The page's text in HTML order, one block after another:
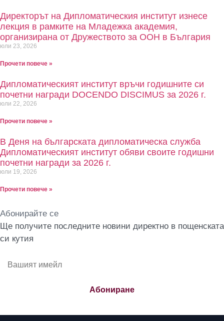
Директорът на Дипломатическия институт изнесе
лекция в рамките на Младежка академия,
организирана от Дружеството за ООН в България
юли 23, 2026
Прочети повече »
Дипломатическият институт връчи годишните си
почетни награди DOCENDO DISCIMUS за 2026 г.
юли 22, 2026
Прочети повече »
В Деня на българската дипломатическа служба
Дипломатическият институт обяви своите годишни
почетни награди за 2026 г.
юли 19, 2026
Прочети повече »
Абонирайте се
Ще получите последните новини директно в пощенската
си кутия
Абониране